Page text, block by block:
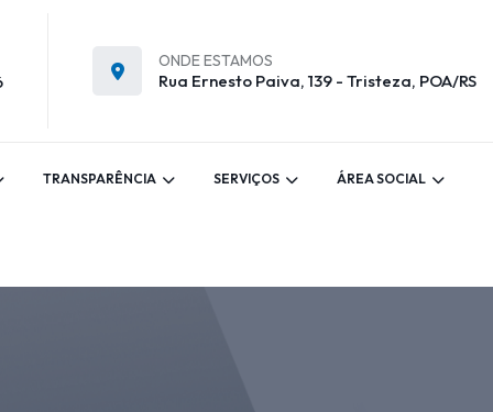
ONDE ESTAMOS
Rua Ernesto Paiva, 139 - Tristeza, POA/RS
TRANSPARÊNCIA SERVIÇOS ÁREA SOCIAL